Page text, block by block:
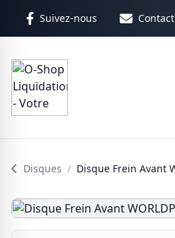
Suivez-nous Contact
Disques /